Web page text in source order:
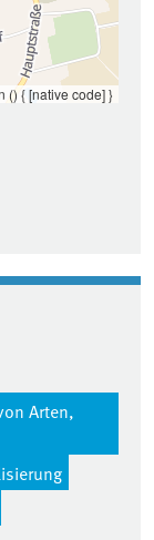
() { [native code] }
Arten,